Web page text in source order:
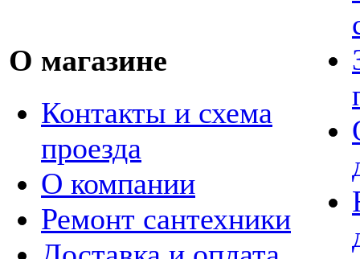
О магазине
Контакты и схема
проезда
О компании
Ремонт сантехники